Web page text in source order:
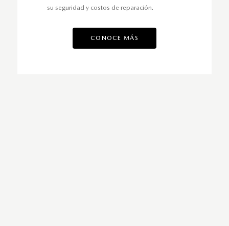
su seguridad y costos de reparación.
CONOCE MÁS